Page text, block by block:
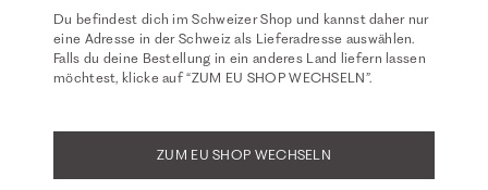
Du befindest dich im Schweizer Shop und kannst daher nur
eine Adresse in der Schweiz als Lieferadresse auswählen.
Falls du deine Bestellung in ein anderes Land liefern lassen
möchtest, klicke auf “ZUM EU SHOP WECHSELN”.
ZUM EU SHOP WECHSELN